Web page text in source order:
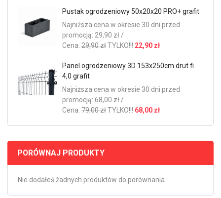
Pustak ogrodzeniowy 50x20x20 PRO+ grafit
Najniższa cena w okresie 30 dni przed
promocją: 29,90 zł /
Cena: 29,90 złTYLKO!!! 22,90 zł
Panel ogrodzeniowy 3D 153x250cm drut fi
4,0 grafit
Najniższa cena w okresie 30 dni przed
promocją: 68,00 zł /
Cena: 79,00 złTYLKO!!! 68,00 zł
PORÓWNAJ PRODUKTY
Nie dodałeś żadnych produktów do porównania.